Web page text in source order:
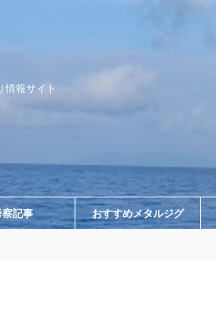
情報サイト
記事 おすすめメタルジグ